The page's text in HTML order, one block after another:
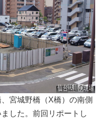
宮城野橋（X橋）の南側
した。前回リポートし